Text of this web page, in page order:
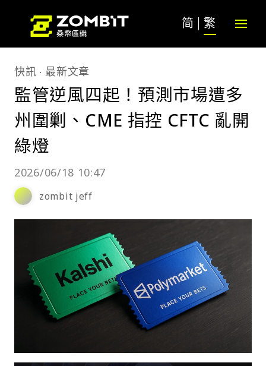
简 繁
快訊 最新文章
監管逆風四起！預測市場遭多
州圍剿、CME 指控 CFTC 亂開
綠燈
2026/06/18 10:47
zombit jeff